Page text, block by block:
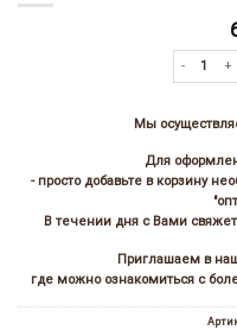
Мы
Для
- просто добавьте в корзину
В течении дня с Вами
Приглашаем в
где можно ознакомиться с